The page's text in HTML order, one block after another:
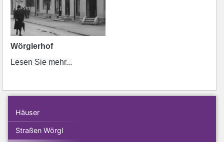
Wörglerhof
Lesen Sie mehr...
Häuser
Straßen Wörgl